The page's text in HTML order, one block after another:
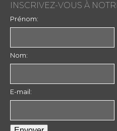
INSCRIVEZ-VOUS À
Prénom:
Nom:
E-mail: